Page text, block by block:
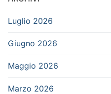
Luglio 2026
Giugno 2026
Maggio 2026
Marzo 2026